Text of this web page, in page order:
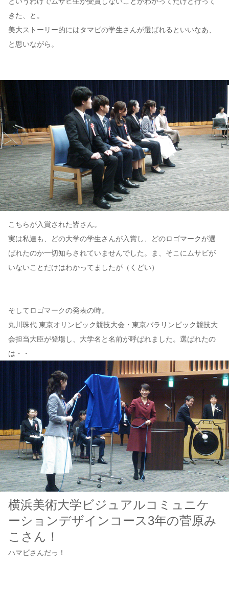
きた、と。
美大ストーリー的にはタマビの学生さんが選ばれるといいなあ、
と思いながら。
こちらが入賞された皆さん。
実は私達も、どの大学の学生さんが入賞し、どのロゴマークが選
ばれたのか一切知らされていませんでした。ま、そこにムサビが
いないことだけはわかってましたが（くどい）
そしてロゴマークの発表の時。
丸川珠代 東京オリンピック競技大会・東京パラリンピック競技大
会担当大臣が登場し、大学名と名前が呼ばれました。選ばれたの
は・・
横浜美術大学ビジュアルコミュニケ
ーションデザインコース3年の菅原み
こさん！
ハマビさんだっ！